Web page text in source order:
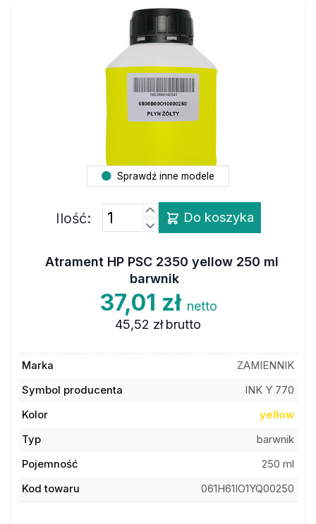
Sprawdź inne modele
Ilość: Do koszyka
Atrament HP PSC 2350 yellow 250 ml
barwnik
37,01 zł netto
45,52 zł brutto
Marka
ZAMIENNIK
Symbol producenta
INK Y 770
Kolor
yellow
Typ
barwnik
Pojemność
250 ml
Kod towaru
061H61IO1YQ00250